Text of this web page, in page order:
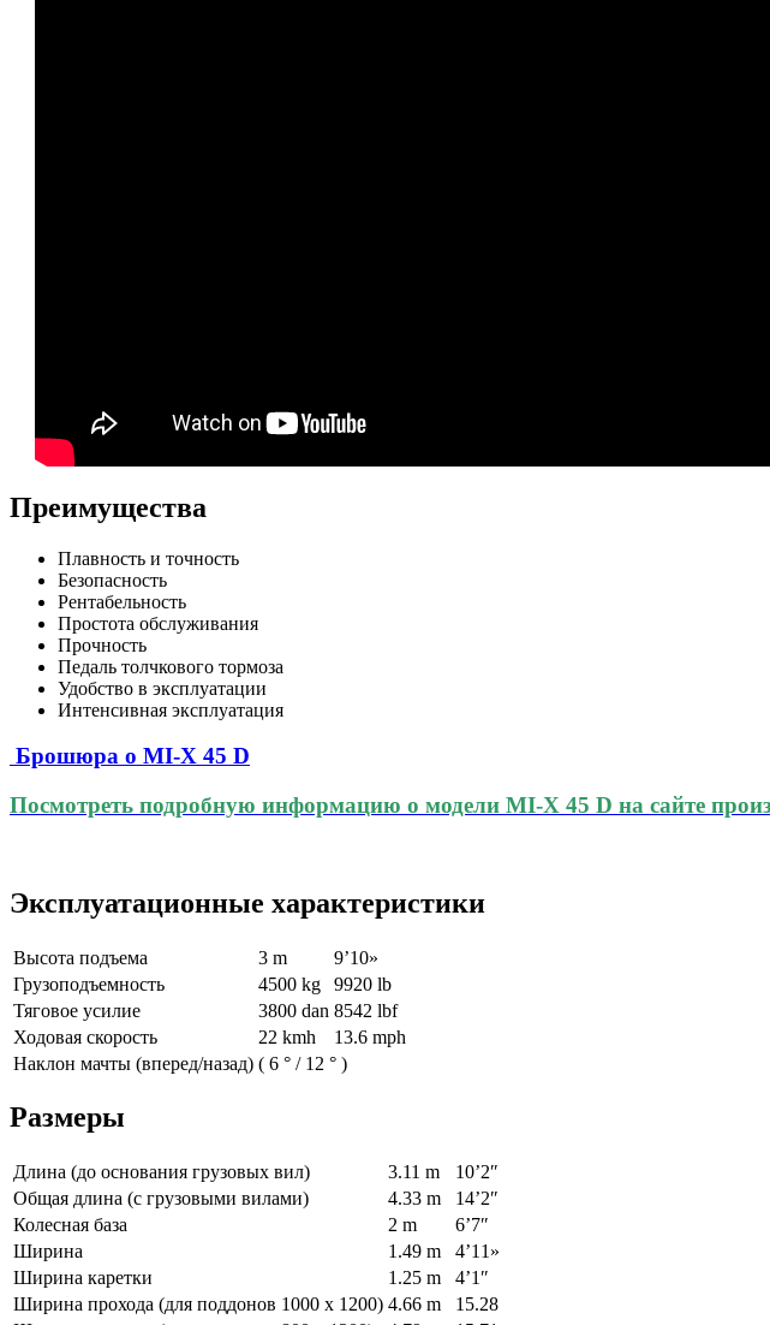
Преимущества
Плавность и точность
Безопасность
Рентабельность
Простота обслуживания
Прочность
Педаль толчкового тормоза
Удобство в эксплуатации
Интенсивная эксплуатация
Брошюра о MI-X 45 D
Посмотреть подробную информацию о модели MI-X 45 D на сайте
Эксплуатационные характеристики
Высота подъема 3 m
9’10»
Грузоподъемность
4500 kg
9920 lb
Тяговое усилие
3800 dan 8542 lbf
Ходовая скорость
22 kmh
13.6 mph
Наклон мачты (вперед/назад) ( 6 ° / 12 ° )
Размеры
Длина (до основания грузовых вил) 3.11 m
10’2″
Общая длина (с грузовыми вилами)
4.33 m
14’2″
Колесная база
2 m
6’7″
Ширина
1.49 m
4’11»
Ширина каретки
1.25 m
4’1″
Ширина прохода (для поддонов 1000 x 1200) 4.66 m
15.28